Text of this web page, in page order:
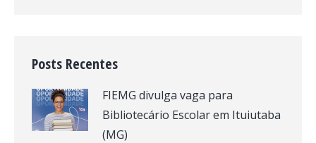
Posts Recentes
FIEMG divulga vaga para
Bibliotecário Escolar em Ituiutaba
(MG)